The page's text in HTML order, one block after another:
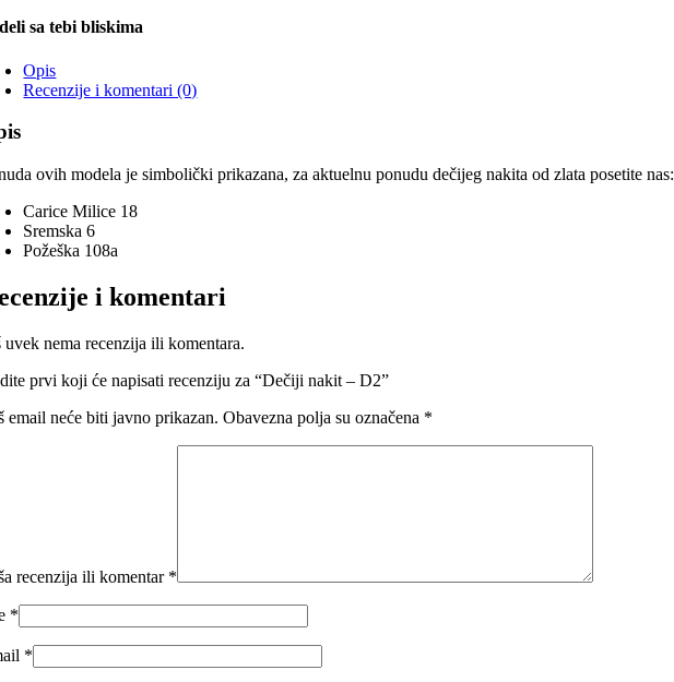
sa tebi bliskima
Opis
Recenzije i komentari (0)
ovih modela je simbolički prikazana, za aktuelnu ponudu dečijeg nakita od zlata posetite nas:
Carice Milice 18
Sremska 6
Požeška 108a
i komentari
uvek nema recenzija ili komentara.
prvi koji će napisati recenziju za “Dečiji nakit – D2”
email neće biti javno prikazan. Obavezna polja su označena *
recenzija ili komentar *
*
*